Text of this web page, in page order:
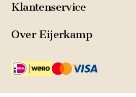
Klantenservice
Over Eijerkamp